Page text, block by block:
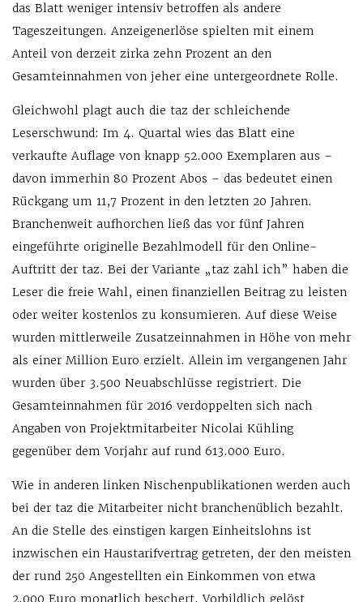
das Blatt weniger intensiv betroffen als andere
Tageszeitungen. Anzeigenerlöse spielten mit einem
Anteil von derzeit zirka zehn Prozent an den
Gesamteinnahmen von jeher eine untergeordnete Rolle.
Gleichwohl plagt auch die taz der schleichende
Leserschwund: Im 4. Quartal wies das Blatt eine
verkaufte Auflage von knapp 52.000 Exemplaren aus –
davon immerhin 80 Prozent Abos – das bedeutet einen
Rückgang um 11,7 Prozent in den letzten 20 Jahren.
Branchenweit aufhorchen ließ das vor fünf Jahren
eingeführte originelle Bezahlmodell für den Online-
Auftritt der taz. Bei der Variante „taz zahl ich” haben die
Leser die freie Wahl, einen finanziellen Beitrag zu leisten
oder weiter kostenlos zu konsumieren. Auf diese Weise
wurden mittlerweile Zusatzeinnahmen in Höhe von mehr
als einer Million Euro erzielt. Allein im vergangenen Jahr
wurden über 3.500 Neuabschlüsse registriert. Die
Gesamteinnahmen für 2016 verdoppelten sich nach
Angaben von Projektmitarbeiter Nicolai Kühling
gegenüber dem Vorjahr auf rund 613.000 Euro.
Wie in anderen linken Nischenpublikationen werden auch
bei der taz die Mitarbeiter nicht branchenüblich bezahlt.
An die Stelle des einstigen kargen Einheitslohns ist
inzwischen ein Haustarifvertrag getreten, der den meisten
der rund 250 Angestellten ein Einkommen von etwa
2.000 Euro monatlich beschert. Vorbildlich gelöst